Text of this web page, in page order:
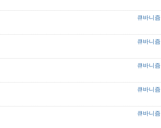
큐바니즘
큐바니즘
큐바니즘
큐바니즘
큐바니즘